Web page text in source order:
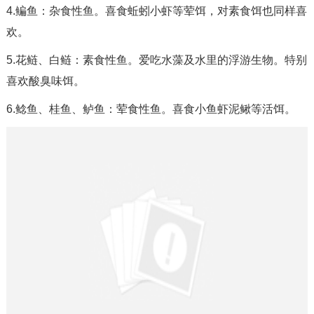
4.鳊鱼：杂食性鱼。喜食蚯蚓小虾等荤饵，对素食饵也同样喜
欢。
5.花鲢、白鲢：素食性鱼。爱吃水藻及水里的浮游生物。特别
喜欢酸臭味饵。
6.鲶鱼、桂鱼、鲈鱼：荤食性鱼。喜食小鱼虾泥鳅等活饵。